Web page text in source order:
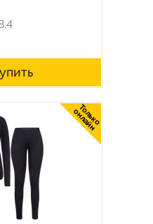
Только
онлайн